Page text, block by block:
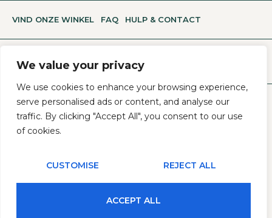
We value your privacy
We use cookies to enhance your browsing experience,
serve personalised ads or content, and analyse our
traffic. By clicking "Accept All", you consent to our use
of cookies.
CUSTOMISE REJECT ALL
ACCEPT ALL
VIND ONZE WINKEL FAQ HULP & CONTACT
Copyright © 2026 Boerderijwinkel De Kruisbrink
Algemene Voorwaarden Privacy- En Cookiebeleid